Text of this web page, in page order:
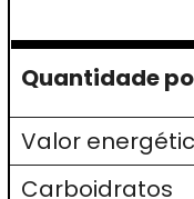
Quantidade
Valor
Carboidratos